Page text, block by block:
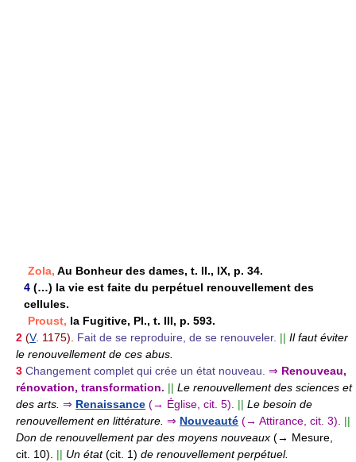
Zola, Au Bonheur des dames, t. II., IX, p. 34.
4 (…) la vie est faite du perpétuel renouvellement des
cellules.
Proust, la Fugitive, Pl., t. III, p. 593.
2 (V. 1175). Fait de se reproduire, de se renouveler. || Il faut éviter
le renouvellement de ces abus.
3 Changement complet qui crée un état nouveau. ⇒ Renouveau,
rénovation, transformation. || Le renouvellement des sciences et
des arts. ⇒ Renaissance (→ Église, cit. 5). || Le besoin de
renouvellement en littérature. ⇒ Nouveauté (→ Attirance, cit. 3). ||
Don de renouvellement par des moyens nouveaux (→ Mesure,
cit. 10). || Un état(cit. 1) de renouvellement perpétuel.